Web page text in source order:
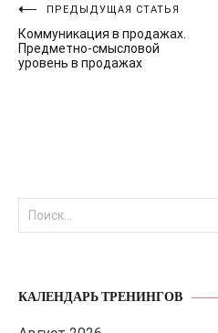
Навигация
по
ПРЕДЫДУЩАЯ СТАТЬЯ
Коммуникация в продажах.
Предметно-смысловой
уровень в продажах
Найти:
КАЛЕНДАРЬ ТРЕНИНГОВ